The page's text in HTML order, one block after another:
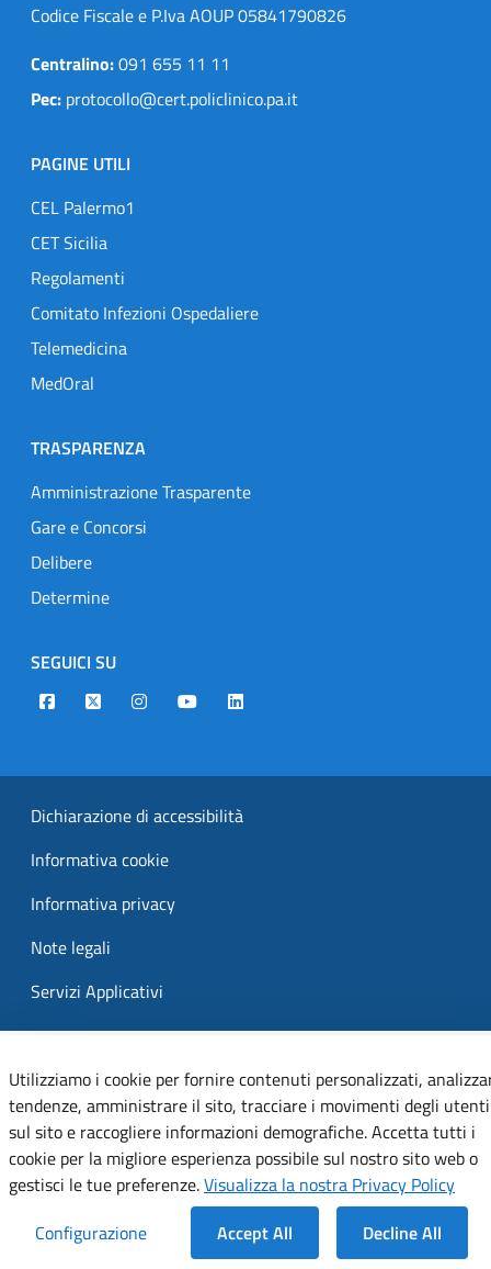
Codice Fiscale e P.Iva AOUP 05841790826
Centralino:091 655 11 11
Pec: protocollo@cert.policlinico.pa.it
PAGINE UTILI
CEL Palermo1
CET Sicilia
Regolamenti
Comitato Infezioni Ospedaliere
Telemedicina
MedOral
TRASPARENZA
Amministrazione Trasparente
Gare e Concorsi
Delibere
Determine
SEGUICI SU
Designers Italia
TwitterInstagramYoutubeLinkedin
Dichiarazione di accessibilità
Informativa cookie
Informativa privacy
Note legali
Servizi Applicativi
Utilizziamo i cookie per fornire contenuti personalizzati,
tendenze, amministrare il sito, tracciare i movimenti degli utenti
sul sito e raccogliere informazioni demografiche. Accetta tutti i
cookie per la migliore esperienza possibile sul nostro sito web o
gestisci le tue preferenze.Visualizza la nostra Privacy Policy
Configurazione
Accept All Decline All